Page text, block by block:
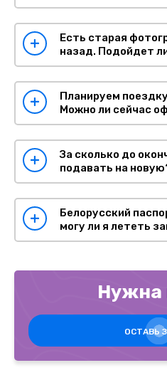
Есть старая
назад. Подойдет
Планируем
Можно ли сейчас
За сколько до
подавать на
Белорусский
могу ли я лететь
Нужна
ОСТАВЬ